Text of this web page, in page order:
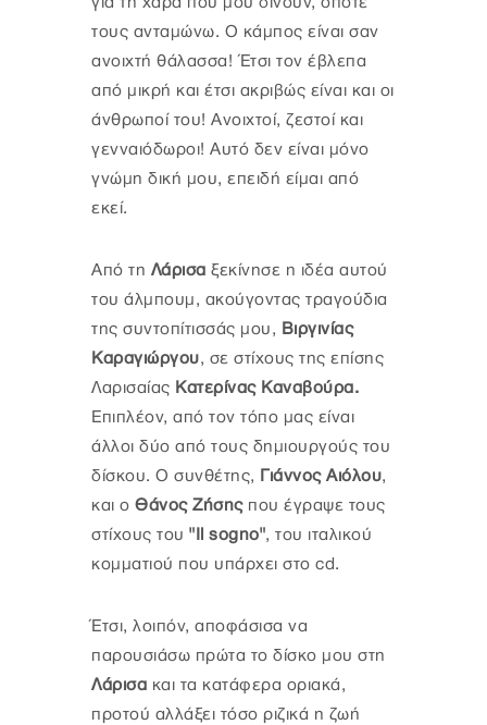
τους ανταμώνω. Ο κάμπος είναι σαν
ανοιχτή θάλασσα! Έτσι τον έβλεπα
από μικρή και έτσι ακριβώς είναι και οι
άνθρωποί του! Ανοιχτοί, ζεστοί και
γενναιόδωροι! Αυτό δεν είναι μόνο
γνώμη δική μου, επειδή είμαι από
εκεί.
Από τη Λάρισα ξεκίνησε η ιδέα αυτού
του άλμπουμ, ακούγοντας τραγούδια
της συντοπίτισσάς μου, Βιργινίας
Καραγιώργου, σε στίχους της επίσης
Λαρισαίας Κατερίνας Καναβούρα.
Επιπλέον, από τον τόπο μας είναι
άλλοι δύο από τους δημιουργούς του
δίσκου. Ο συνθέτης, Γιάννος Αιόλου,
και ο Θάνος Ζήσηςπου έγραψε τους
στίχους του "Ιl sogno", του ιταλικού
κομματιού που υπάρχει στο cd.
Έτσι, λοιπόν, αποφάσισα να
παρουσιάσω πρώτα το δίσκο μου στη
Λάρισα και τα κατάφερα οριακά,
προτού αλλάξει τόσο ριζικά η ζωή